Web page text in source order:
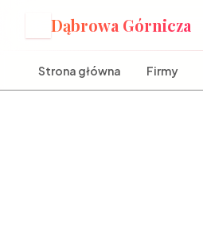
Dąbrowa Górnicza
Strona główna Firmy